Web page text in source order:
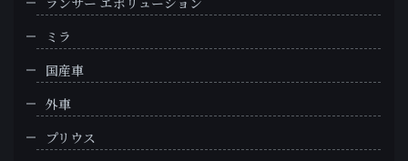
ミラ
国産車
外車
プリウス